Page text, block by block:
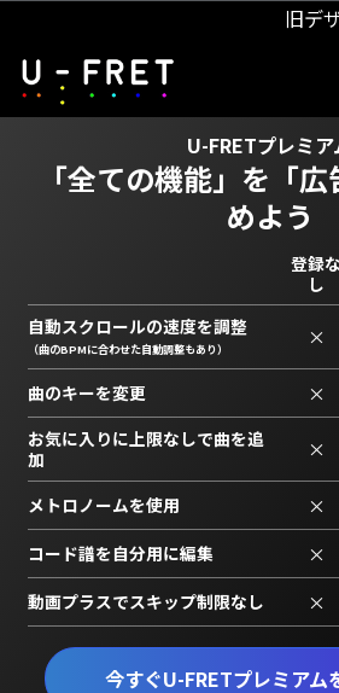
旧デ
U-FRETプレミア
「全ての機能」を 「
めよう
今すぐU-FRETプレミアム
登録な
し
自動スクロールの速度を調整
（曲のBPMに合わせた自動調整もあり） ×
曲のキーを変更 ×
お気に入りに上限なしで曲を追
加
×
メトロノームを使用 ×
コード譜を自分用に編集 ×
動画プラスでスキップ制限なし ×